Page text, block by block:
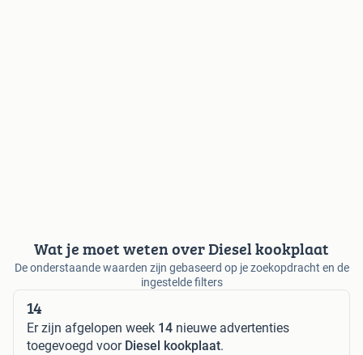
Wat je moet weten over Diesel kookplaat
De onderstaande waarden zijn gebaseerd op je zoekopdracht en de
ingestelde filters
14
Er zijn afgelopen week 14 nieuwe advertenties
toegevoegd voor Diesel kookplaat.